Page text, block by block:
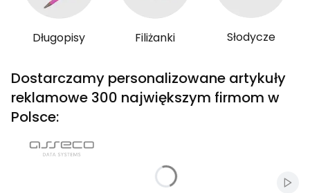
Długopisy Filiżanki Słodycze
Dostarczamy personalizowane artykuły
reklamowe 300 największym firmom w
Polsce: